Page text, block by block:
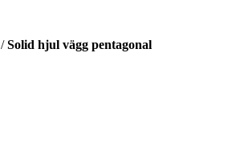
/Solid hjul vägg pentagonal